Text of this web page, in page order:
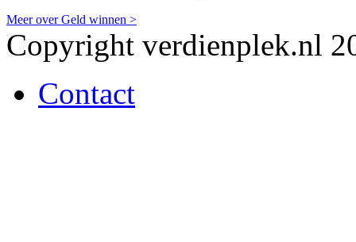
Meer over Geld winnen >
Copyright verdienplek.nl
Contact